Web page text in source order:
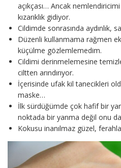
açıkçası… Ancak
kızarıklık gidiyor.
Cildimde sonrasında aydınlık,
Düzenli kullanmama rağmen
küçülme gözlemlemedim.
Cildimi derinmelemesine
ciltten arındırıyor.
İçerisinde ufak kil tanecikleri
maske…
İlk sürdüğümde çok hafif bir
noktada bir yanma değil onu
Kokusu inanılmaz güzel,